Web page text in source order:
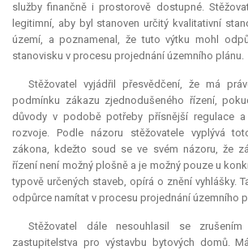
služby finančně i prostorově dostupné.
legitimní, aby byl stanoven určitý kvalitativní
území, a poznamenal, že tuto výtku mohl
stanovisku v procesu projednání územního plánu.
Stěžovatel vyjádřil přesvědčení, že má
podmínku zákazu zjednodušeného řízení,
důvody v podobě potřeby přísnější regulace
rozvoje. Podle názoru stěžovatele vyplývá
zákona, kdežto soud se ve svém názoru, že
řízení není možný plošně a je možný pouze u
typově určených staveb, opírá o znění vyhlášky.
odpůrce namítat v procesu projednání územního
Stěžovatel dále nesouhlasil se zrušením
zastupitelstva pro výstavbu bytových domů.